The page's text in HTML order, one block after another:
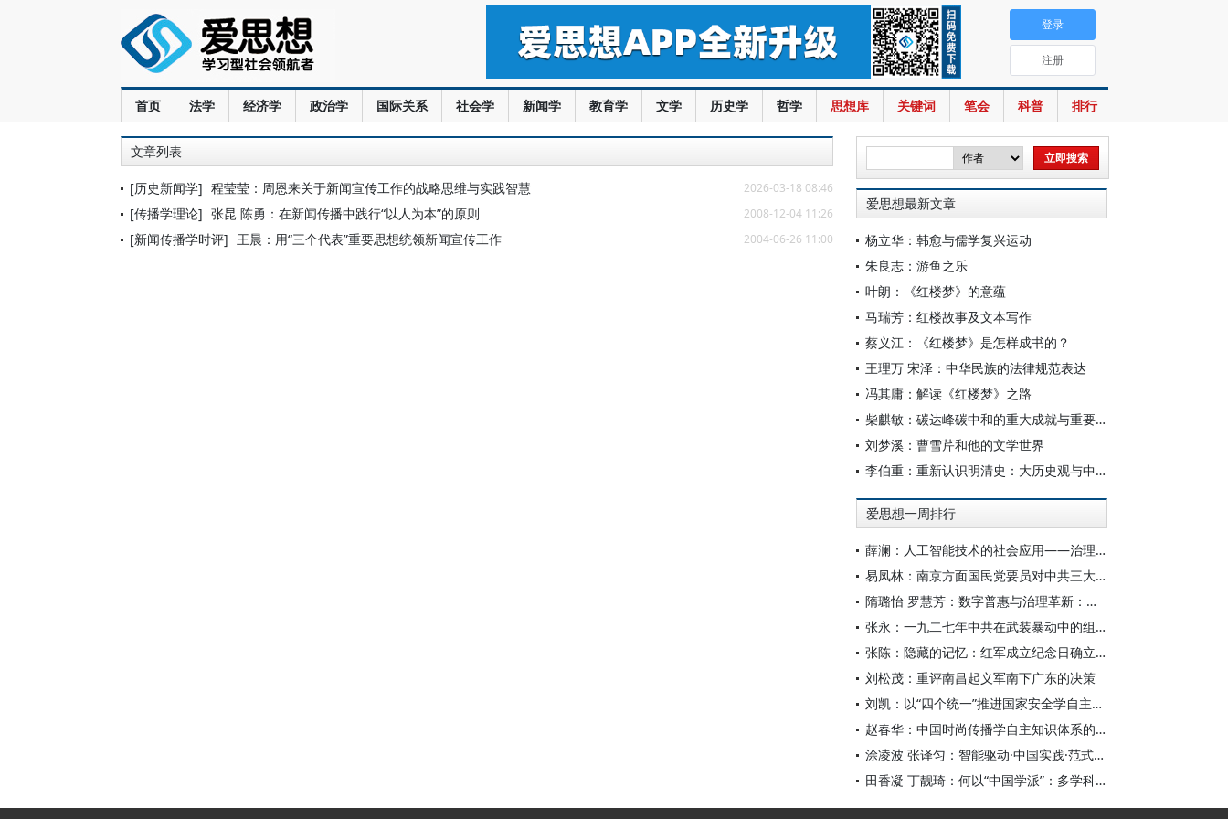
首页 法学 经济学 政治学 国际关系 社会学 新闻学 教育学 文学 历史学 哲学 思想库 关键词 笔会 科普 排行
登录
注册
文章列表
[历史新闻学] 程莹莹：周恩来关于新闻宣传工作的战略思维与实践智慧 2026-03-18 08:46
[传播学理论] 张昆 陈勇：在新闻传播中践行“以人为本”的原则 2008-12-04 11:26
[新闻传播学时评] 王晨：用“三个代表”重要思想统领新闻宣传工作 2004-06-26 11:00
爱思想最新文章
杨立华：韩愈与儒学复兴运动
朱良志：游鱼之乐
叶朗：《红楼梦》的意蕴
马瑞芳：红楼故事及文本写作
蔡义江：《红楼梦》是怎样成书的？
王理万 宋泽：中华民族的法律规范表达
冯其庸：解读《红楼梦》之路
柴麒敏：碳达峰碳中和的重大成就与重要任务
刘梦溪：曹雪芹和他的文学世界
李伯重：重新认识明清史：大历史观与中国史学创新
爱思想一周排行
薛澜：人工智能技术的社会应用——治理挑战
易凤林：南京方面国民党要员对中共三大起义的反应
隋璐怡 罗慧芳：数字普惠与治理革新：中国人工智能赋能全球南方发展
张永：一九二七年中共在武装暴动中的组织转型
张陈：隐藏的记忆：红军成立纪念日确立前中共对南昌起义的纪念
刘松茂：重评南昌起义军南下广东的决策
刘凯：以“四个统一”推进国家安全学自主知识体系构建
赵春华：中国时尚传播学自主知识体系的内在逻辑与实践路径
涂凌波 张译匀：智能驱动·中国实践·范式创新：“构建中国新闻传播学自主知识体系”专题研讨会综述
田香凝 丁靓琦：何以“中国学派”：多学科视野下中国特色新闻传播学建设的研究